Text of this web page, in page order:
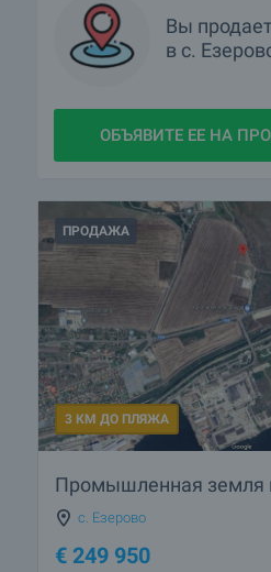
Вы
в с.
ОБЪЯВИТЕ ЕЕ НА
ПРОДАЖА
3 КМ ДО ПЛЯЖА
Промышленная земля
с. Езерово
€ 249 950